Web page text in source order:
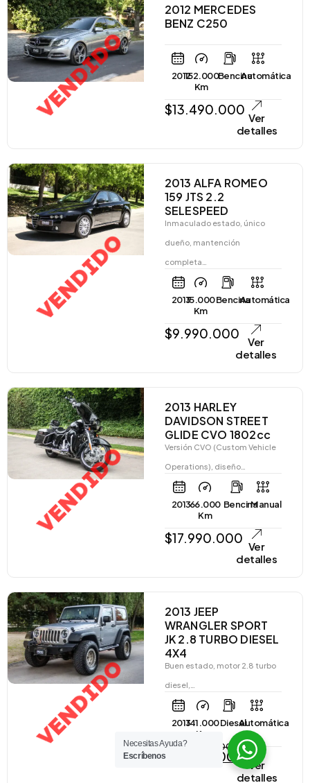
VENDIDO
2012 MERCEDES
BENZ C250
2012152.000
Km
BencinaAutomática
$13.490.000
Ver
detalles
VENDIDO
2013 ALFA ROMEO
159 JTS 2.2
SELESPEED
Inmaculado estado, único
dueño, mantención
completa…
201315.000
Km
BencinaAutomática
$9.990.000
Ver
detalles
VENDIDO
2013 HARLEY
DAVIDSON STREET
GLIDE CVO 1802cc
Versión CVO (Custom Vehicle
Operations), diseño…
201366.000
Km
BencinaManual
$17.990.000
Ver
detalles
VENDIDO
2013 JEEP
WRANGLER SPORT
JK 2.8 TURBO DIESEL
4X4
Buen estado, motor 2.8 turbo
diesel,…
2013141.000
Km
DieselAutomática
$21.990.000
$ 19.990.000
Ver
detalles
Necesitas Ayuda?
Escríbenos